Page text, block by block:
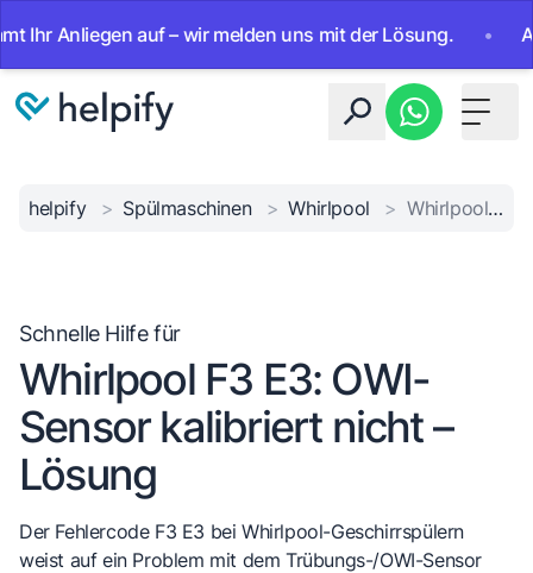
auf – wir melden uns mit der Lösung. • Ab
Toggle
helpify > Spülmaschinen > Whirlpool > Whirlpool F3 E3 Sensorfehler
Schnelle Hilfe für
Whirlpool F3 E3: OWI-
Sensor kalibriert nicht –
Lösung
Der Fehlercode F3 E3 bei Whirlpool-Geschirrspülern
weist auf ein Problem mit dem Trübungs-/OWI-Sensor